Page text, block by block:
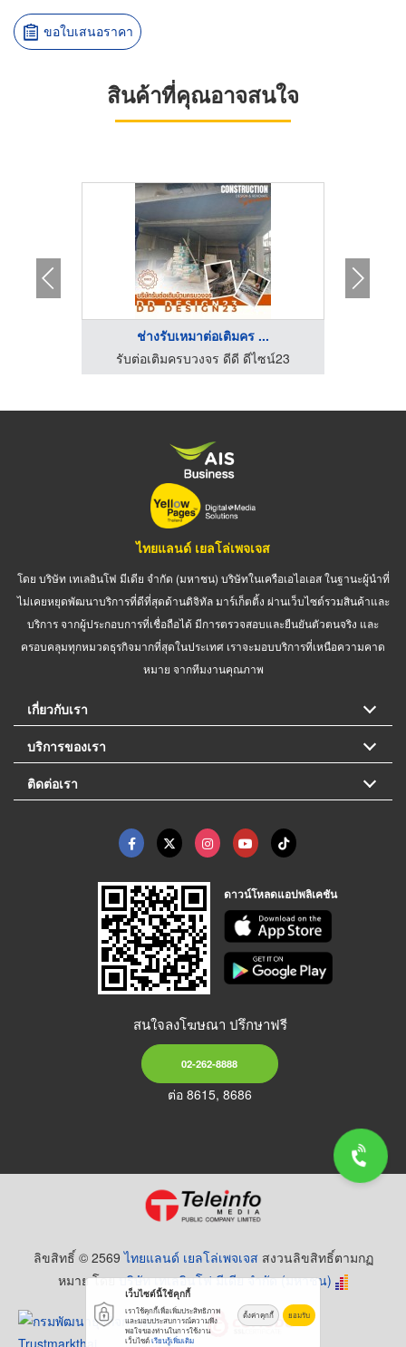
ขอใบเสนอราคา
สินค้าที่คุณอาจสนใจ
ช่างรับเหมาต่อเติมคร ...
รับต่อเติมครบวงจร ดีดี ดีไซน์23
ไทยแลนด์ เยลโล่เพจเจส
โดย บริษัท เทเลอินโฟ มีเดีย จำกัด (มหาชน) บริษัทในเครือเอไอเอส ในฐานะผู้นำที่
ไม่เคยหยุดพัฒนาบริการที่ดีที่สุดด้านดิจิทัล มาร์เก็ตติ้ง ผ่านเว็บไซต์รวมสินค้าและ
บริการ จากผู้ประกอบการที่เชื่อถือได้ มีการตรวจสอบและยืนยันตัวตนจริง และ
ครอบคลุมทุกหมวดธุรกิจมากที่สุดในประเทศ เราจะมอบบริการที่เหนือความคาด
หมาย จากทีมงานคุณภาพ
เกี่ยวกับเรา
บริการของเรา
ติดต่อเรา
ดาวน์โหลดแอปพลิเคชัน
สนใจลงโฆษณา ปรึกษาฟรี
02-262-8888
ต่อ 8615, 8686
ลิขสิทธิ์ © 2569ไทยแลนด์ เยลโล่เพจเจส สงวนลิขสิทธิ์ตามกฏ
หมาย โดยบริษัท เทเลอินโฟ มีเดีย จำกัด (มหาชน)
เว็บไซต์นี้ใช้คุกกี้
เราใช้คุกกี้เพื่อเพิ่มประสิทธิภาพ
และมอบประสบการณ์ความพึง
พอใจของท่านในการใช้งาน
เว็บไซต์เรียนรู้เพิ่มเติม
ตั้งค่าคุกกี้ ยอมรับ